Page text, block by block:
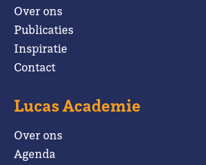
Over ons
Publicaties
Inspiratie
Contact
Lucas Academie
Over ons
Agenda